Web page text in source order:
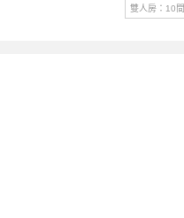
雙人房：10間